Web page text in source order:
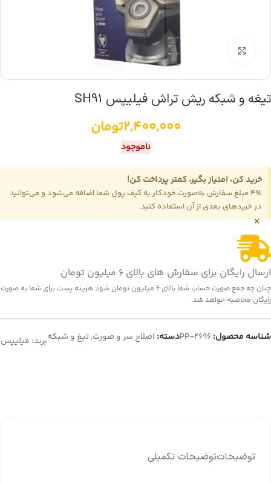
بزرگنمایی تصویر
تیغه و شبکه ریش تراش فیلیپس SH91
2,400,000تومان
ناموجود
خرید کن، امتیاز بگیر، کمتر پرداخت کن!
4٪ مبلغ سفارش به‌صورت خودکار به کیف پول شما اضافه می‌شود و می‌توانید
در خریدهای بعدی از آن استفاده کنید.
×
ارسال رایگان برای سفارش های بالای 6 میلیون تومان
چنان چه جمع صورت حساب شما بالای 6 میلیون تومان شود هزینه پست برای شما به صورت
رایگان محاصبه خواهد شد.
شناسه محصول: PP-2696دسته: اصلاح سر و صورت,تیغ و شبکهبرند: فیلیپس
توضیحاتتوضیحات تکمیلی